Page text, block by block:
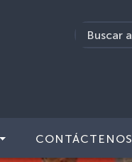
CONTÁCTENOS